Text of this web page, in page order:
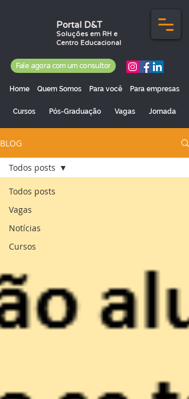
Portal D&T
Soluções em RH e
Centro Educacional
Fale agora com um consultor
Home Quem Somos Para você Para empresas
Cursos Pós-Graduação Vagas Jornada
BLOG
Todos posts
Vagas
Notícias
Cursos
Todos posts